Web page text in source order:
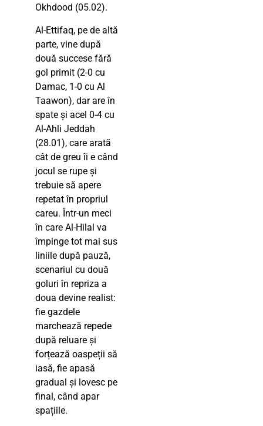
Okhdood (05.02).
Al-Ettifaq, pe de altă
parte, vine după
două succese fără
gol primit (2-0 cu
Damac, 1-0 cu Al
Taawon), dar are în
spate și acel 0-4 cu
Al-Ahli Jeddah
(28.01), care arată
cât de greu îi e când
jocul se rupe și
trebuie să apere
repetat în propriul
careu. Într-un meci
în care Al-Hilal va
împinge tot mai sus
liniile după pauză,
scenariul cu două
goluri în repriza a
doua devine realist:
fie gazdele
marchează repede
după reluare și
forțează oaspeții să
iasă, fie apasă
gradual și lovesc pe
final, când apar
spațiile.